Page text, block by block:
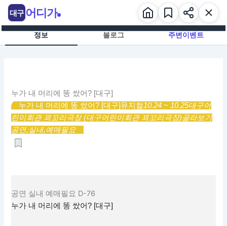
츠
정보 블로그 주변이벤트
누가 내 머리에 똥 쌌어? [대구]
누가 내 머리에 똥 쌌어? [대구]뮤지컬10.24 ~ 10.25대구어
린이회관 꾀꼬리극장 (대구어린이회관 꾀꼬리극장)골라보기
공연,실내,예매필요
공연 실내 예매필요 D-76
누가 내 머리에 똥 쌌어? [대구]
대구 어디가